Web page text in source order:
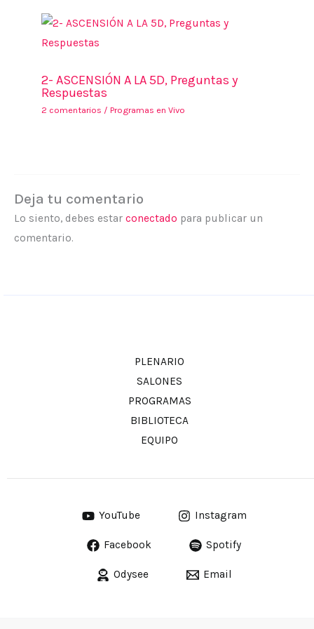
2- ASCENSIÓN A LA 5D, Preguntas y
Respuestas
2 comentarios / Programas en Vivo
Deja tu comentario
Lo siento, debes estar conectado para publicar un
comentario.
PLENARIO
SALONES
PROGRAMAS
BIBLIOTECA
EQUIPO
YouTube Instagram
Facebook Spotify
Odysee Email